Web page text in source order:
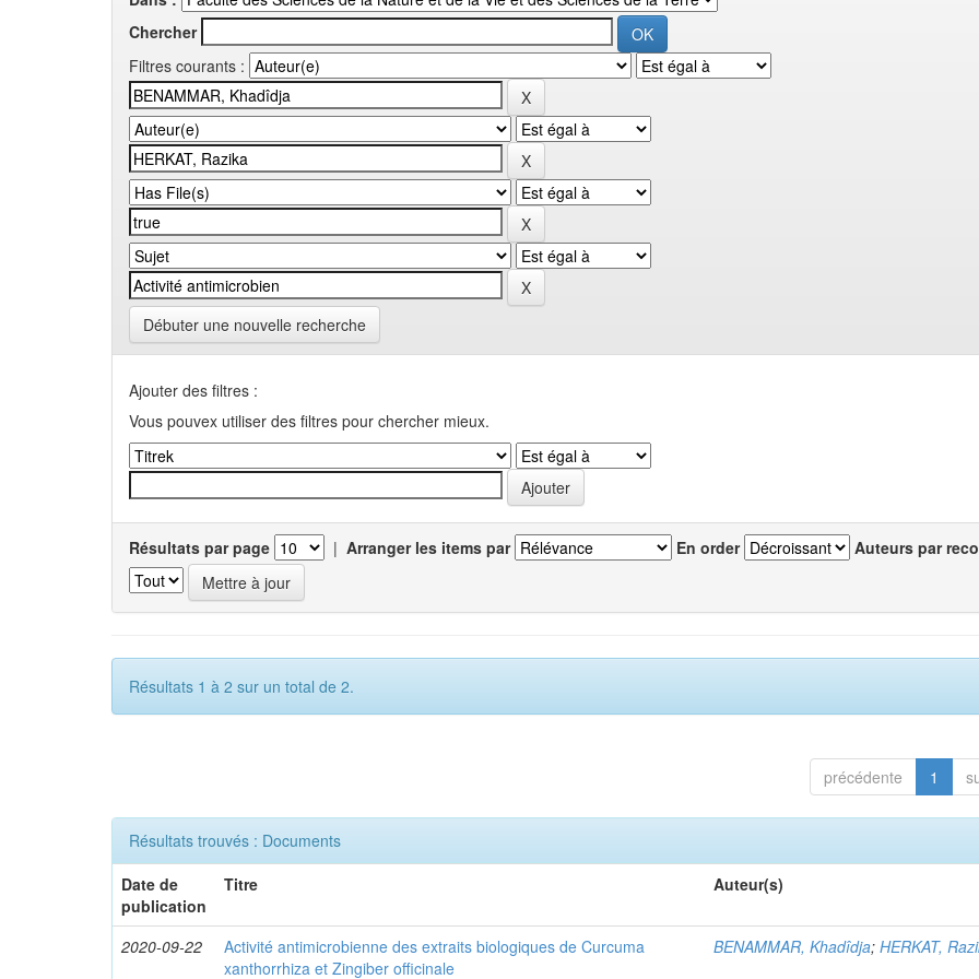
Chercher
Filtres courants :
Débuter une nouvelle recherche
Ajouter des filtres :
Vous pouvex utiliser des filtres pour chercher mieux.
Résultats par page | Arranger les items par En order Auteurs par
Résultats 1 à 2 sur un total de 2.
précédente 1
Résultats trouvés : Documents
Date de
publication
Titre Auteur(s)
2020-09-22
Activité antimicrobienne des extraits biologiques de Curcuma
xanthorrhiza et Zingiber officinale
BENAMMAR, Khadîdja;HERKAT,